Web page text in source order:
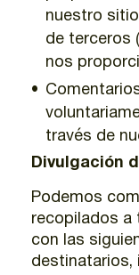
nuestro
de terceros
nos
través de
Divulgación
Podemos
recopilados a
con las
destinatarios,